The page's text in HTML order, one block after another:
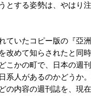
とする姿勢は、やはり
ていたコピー版の『亞
改めて知らされたと同
こかの町で、日本の週
系人があるのかどうか
の内容の週刊誌を、現